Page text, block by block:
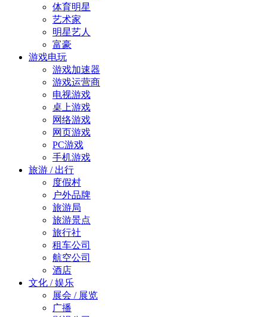
体育明星
艺术家
明星艺人
富豪
游戏电玩
游戏加速器
游戏运营商
电视游戏
桌上游戏
网络游戏
网页游戏
PC游戏
手机游戏
旅游 / 出行
度假村
户外品牌
旅游局
旅游景点
旅行社
租车公司
航空公司
酒店
文化 / 娱乐
展会 / 展览
广播